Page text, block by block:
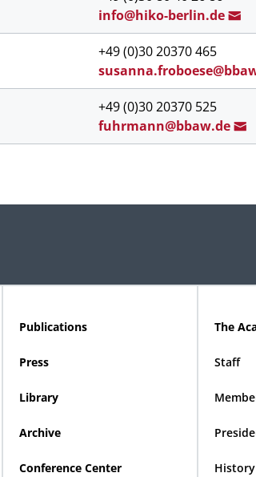
info@hiko-berlin.de
+49 (0)30 20370 465
susanna.frob
+49 (0)30 20370 525
fuhrmann@bbaw.de
Publications
Press
Library
Archive
Conference Center
The
Staff